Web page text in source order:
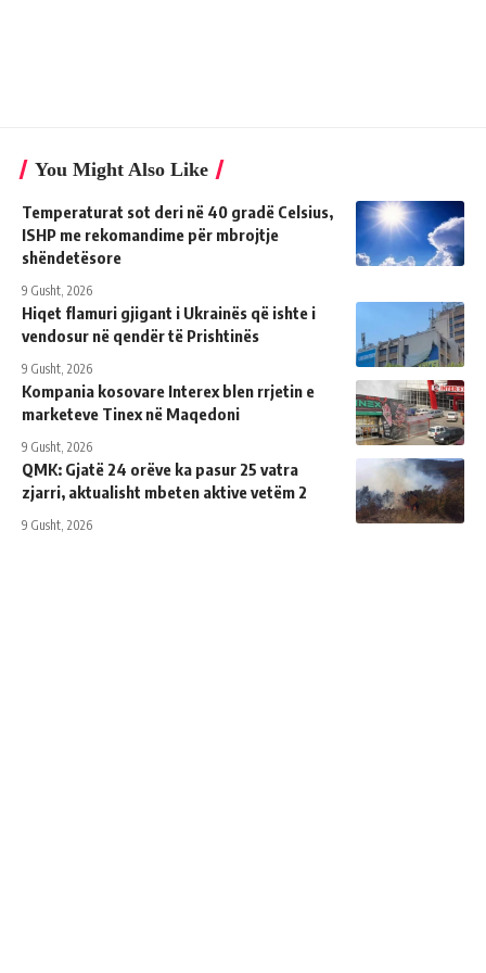
You Might Also Like
Temperaturat sot deri në 40 gradë Celsius,
ISHP me rekomandime për mbrojtje
shëndetësore
9 Gusht, 2026
Hiqet flamuri gjigant i Ukrainës që ishte i
vendosur në qendër të Prishtinës
9 Gusht, 2026
Kompania kosovare Interex blen rrjetin e
marketeve Tinex në Maqedoni
9 Gusht, 2026
QMK: Gjatë 24 orëve ka pasur 25 vatra
zjarri, aktualisht mbeten aktive vetëm 2
9 Gusht, 2026